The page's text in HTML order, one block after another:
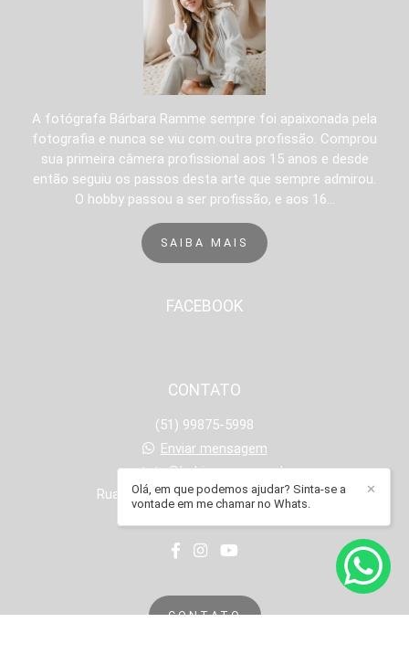
A fotógrafa Bárbara Ramme sempre foi apaixonada pela
fotografia e nunca se viu com outra profissão. Comprou
sua primeira câmera profissional aos 15 anos e desde
então seguiu os passos desta arte que sempre admirou.
O hobby passou a ser profissão, e aos 16...
SAIBA MAIS
FACEBOOK
CONTATO
(51) 99875-5998
Enviar mensagem
contato@babiramme.com.br
Rua Onze de Junho, 1251 - Operário
CONTATO
✕
Olá, em que podemos ajudar? Sinta-se a
vontade em me chamar no Whats.